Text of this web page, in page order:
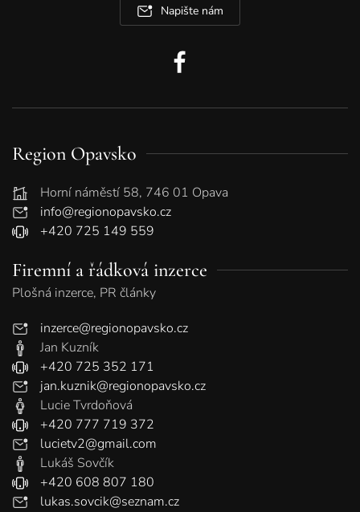
Napište nám
Region Opavsko
Horní náměstí 58, 746 01 Opava
info@regionopavsko.cz
+420 725 149 559
Firemní a řádková inzerce
Plošná inzerce, PR články
inzerce@regionopavsko.cz
Jan Kuzník
+420 725 352 171
jan.kuznik@regionopavsko.cz
Lucie Tvrdoňová
+420 777 719 372
lucietv2@gmail.com
Lukáš Sovčík
+420 608 807 180
lukas.sovcik@seznam.cz